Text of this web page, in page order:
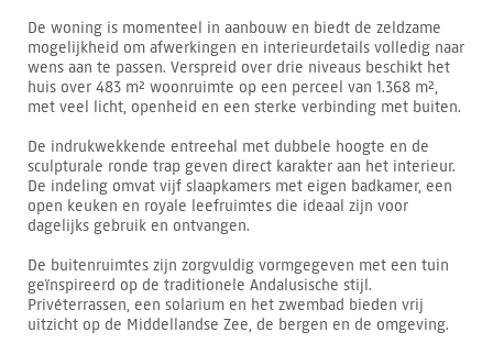
De woning is momenteel in aanbouw en biedt de zeldzame
mogelijkheid om afwerkingen en interieurdetails volledig naar
wens aan te passen. Verspreid over drie niveaus beschikt het
huis over 483 m² woonruimte op een perceel van 1.368 m²,
met veel licht, openheid en een sterke verbinding met buiten.
De indrukwekkende entreehal met dubbele hoogte en de
sculpturale ronde trap geven direct karakter aan het interieur.
De indeling omvat vijf slaapkamers met eigen badkamer, een
open keuken en royale leefruimtes die ideaal zijn voor
dagelijks gebruik en ontvangen.
De buitenruimtes zijn zorgvuldig vormgegeven met een tuin
geïnspireerd op de traditionele Andalusische stijl.
Privéterrassen, een solarium en het zwembad bieden vrij
uitzicht op de Middellandse Zee, de bergen en de omgeving.